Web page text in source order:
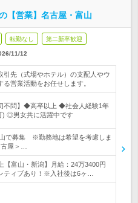
【営業】名古屋・富山
転勤なし 第二新卒歓迎
11/12
引先（式場やホテル）の支配人やウ
営業活動をお任せします。
不問】◆高卒以上 ◆社会人経験1年
) ◎男女共に活躍中です
で募集 ※勤務地は希望を考慮しま
屋＞…
【富山・新潟】月給：24万3400円
ティブあり！※入社後は6ヶ…